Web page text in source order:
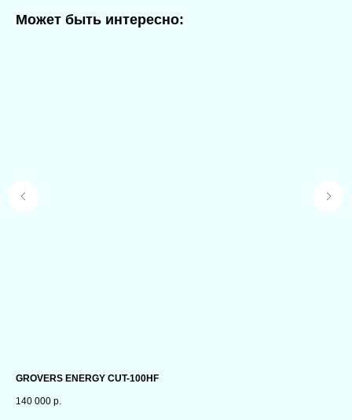
Может быть интересно:
GROVERS ENERGY CUT-100HF
140 000 р.